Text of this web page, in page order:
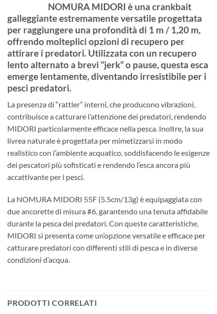
NOMURA MIDORI è una crankbait
galleggiante estremamente versatile progettata
per raggiungere una profondità di 1 m / 1,20 m,
offrendo molteplici opzioni di recupero per
attirare i predatori. Utilizzata con un recupero
lento alternato a brevi “jerk” o pause, questa esca
emerge lentamente, diventando irresistibile per i
pesci predatori.
La presenza di “rattler” interni, che producono vibrazioni,
contribuisce a catturare l’attenzione dei predatori, rendendo
MIDORI particolarmente efficace nella pesca. Inoltre, la sua
livrea naturale è progettata per mimetizzarsi in modo
realistico con l’ambiente acquatico, soddisfacendo le esigenze
dei pescatori più sofisticati e rendendo l’esca ancora più
accattivante per i pesci.
La NOMURA MIDORI 55F (5.5cm/13g) è equipaggiata con
due ancorette di misura #6, garantendo una tenuta affidabile
durante la pesca dei predatori. Con queste caratteristiche,
MIDORI si presenta come un’opzione versatile e efficace per
catturare predatori con differenti stili di pesca e in diverse
condizioni d’acqua.
PRODOTTI CORRELATI